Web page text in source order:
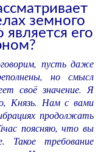
земного
является его
пусть даже
но смысл
своё значение. Я
Князь. Нам с вами
продолжать
поясняю, что вы
Такое требование